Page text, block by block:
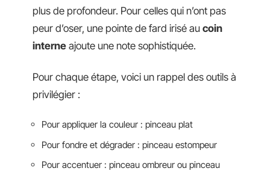
plus de profondeur. Pour celles qui n’ont pas
peur d’oser, une pointe de fard irisé au coin
interne ajoute une note sophistiquée.
Pour chaque étape, voici un rappel des outils à
privilégier :
Pour appliquer la couleur : pinceau plat
Pour fondre et dégrader : pinceau estompeur
Pour accentuer : pinceau ombreur ou pinceau